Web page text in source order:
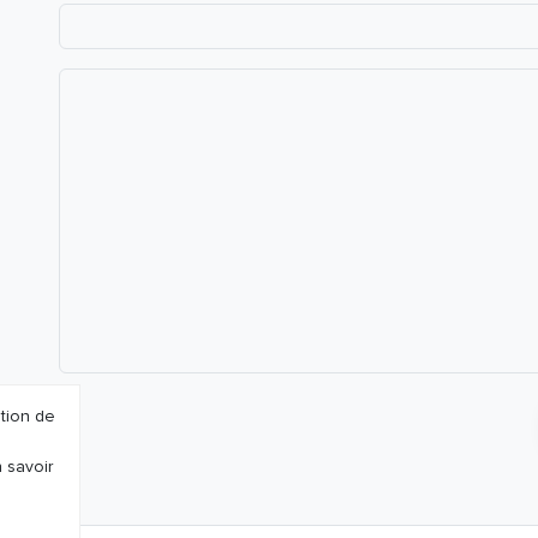
de
savoir